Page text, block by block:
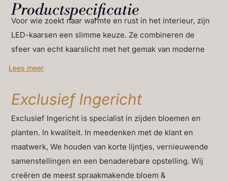
Productspecificatie
Voor wie zoekt naar warmte en rust in het interieur, zijn
LED-kaarsen een slimme keuze. Ze combineren de
sfeer van echt kaarslicht met het gemak van moderne
Afmeting Led kunstkaars beige Deluxe 10 x 20 cm.
Lees meer
Exclusief Ingericht
Exclusief Ingericht is specialist in zijden bloemen en
planten. In kwaliteit. In meedenken met de klant en
maatwerk, We houden van korte lijntjes, vernieuwende
samenstellingen en een benaderebare opstelling. Wij
creëren de meest spraakmakende bloem &